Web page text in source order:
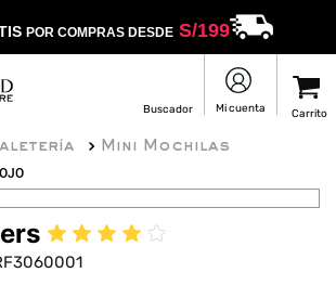
POR COMPRAS DESDES/199
Mini Mochilas
★ ★ ★ ★ ☆